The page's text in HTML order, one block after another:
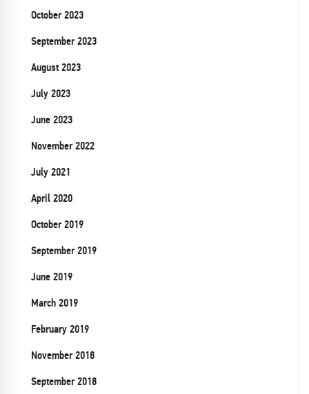
October 2023
September 2023
August 2023
July 2023
June 2023
November 2022
July 2021
April 2020
October 2019
September 2019
June 2019
March 2019
February 2019
November 2018
September 2018